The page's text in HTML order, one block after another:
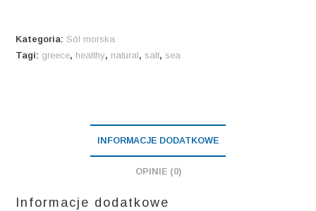
Kategoria:Sól morska
Tagi: greece, healthy, natural, salt, sea
INFORMACJE DODATKOWE
OPINIE (0)
Informacje dodatkowe